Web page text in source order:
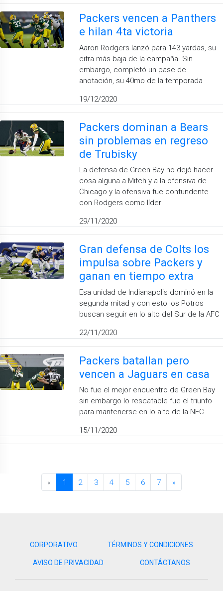
Packers vencen a Panthers
e hilan 4ta victoria
Aaron Rodgers lanzó para 143 yardas, su
cifra más baja de la campaña. Sin
embargo, completó un pase de
anotación, su 40mo de la temporada
19/12/2020
Packers dominan a Bears
sin problemas en regreso
de Trubisky
La defensa de Green Bay no dejó hacer
cosa alguna a Mitch y a la ofensiva de
Chicago y la ofensiva fue contundente
con Rodgers como líder
29/11/2020
Gran defensa de Colts los
impulsa sobre Packers y
ganan en tiempo extra
Esa unidad de Indianapolis dominó en la
segunda mitad y con esto los Potros
buscan seguir en lo alto del Sur de la AFC
22/11/2020
Packers batallan pero
vencen a Jaguars en casa
No fue el mejor encuentro de Green Bay
sin embargo lo rescatable fue el triunfo
para mantenerse en lo alto de la NFC
15/11/2020
« 1 2 3 4 5 6 7 »
CORPORATIVO TÉRMINOS Y CONDICIONES
AVISO DE PRIVACIDAD CONTÁCTANOS